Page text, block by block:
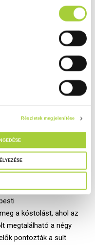
Részletek megjelenítése
sült krumpli
vásárlók tesztelték
a kóstolást, ahol az
megtalálható a négy
pontozták a sült